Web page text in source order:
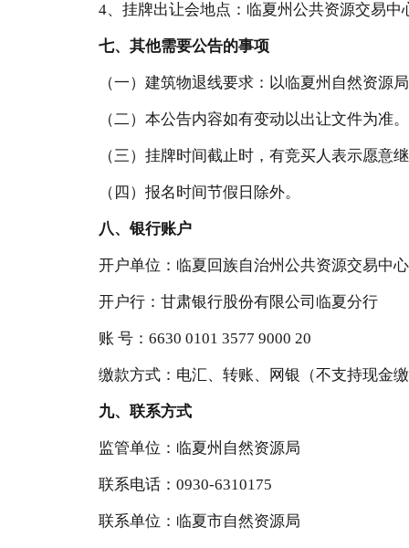
4、挂牌出让会地点：临夏州公共资源交易中
七、其他需要公告的事项
（一）建筑物退线要求：以临夏州自然资源
（二）本公告内容如有变动以出让文件为准。
（三）挂牌时间截止时，有竞买人表示愿意
（ 四）报名时间节假日除外。
八、银行账户
开户单位：临夏回族自治州公共资源交易中心
开户行：甘肃银行股份有限公司临夏分行
账 号： 6630 0101 3577 9000 20
缴款方式：电汇、转账、网银（不支持现金
九、联系方式
监管单位：临夏州自然资源局
联系电话： 0930-6310175
联系单位：临夏市自然资源局